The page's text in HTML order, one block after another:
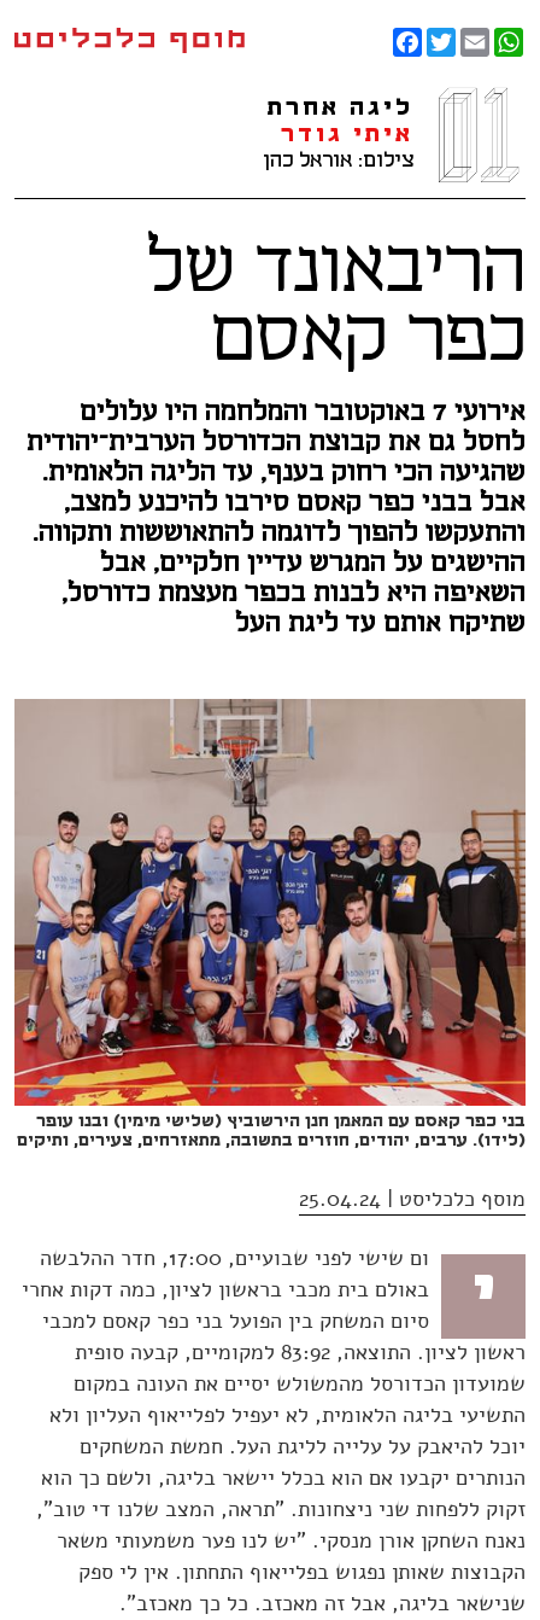
FacebookTwitterEmail
WhatsApp
ליגה אחרת
איתי גודר
צילום: אוראל כהן
הריבאונד של
כפר קאסם
אירועי 7 באוקטובר והמלחמה היו עלולים
לחסל גם את קבוצת הכדורסל הערבית־יהודית
שהגיעה הכי רחוק בענף, עד הליגה הלאומית.
אבל בבני כפר קאסם סירבו להיכנע למצב,
והתעקשו להפוך לדוגמה להתאוששות ותקווה.
ההישגים על המגרש עדיין חלקיים, אבל
השאיפה היא לבנות בכפר מעצמת כדורסל,
שתיקח אותם עד ליגת העל
בני כפר קאסם עם המאמן חנן הירשוביץ (שלישי מימין) ובנו עופר
(לידו). ערבים, יהודים, חוזרים בתשובה, מתאזרחים, צעירים, ותיקים
מוסף כלכליסט | 25.04.24
י
ום שישי לפני שבועיים, 17:00, חדר ההלבשה
באולם בית מכבי בראשון לציון, כמה דקות אחרי
סיום המשחק בין הפועל בני כפר קאסם למכבי
ראשון לציון. התוצאה, 83:92 למקומיים, קבעה סופית
שמועדון הכדורסל מהמשולש יסיים את העונה במקום
התשיעי בליגה הלאומית, לא יעפיל לפלייאוף העליון ולא
יוכל להיאבק על עלייה לליגת העל. חמשת המשחקים
הנותרים יקבעו אם הוא בכלל יישאר בליגה, ולשם כך הוא
זקוק ללפחות שני ניצחונות. "תראה, המצב שלנו די טוב",
נאנח השחקן אורן מנסקי. "יש לנו פער משמעותי משאר
הקבוצות שאותן נפגוש בפלייאוף התחתון. אין לי ספק
שנישאר בליגה, אבל זה מאכזב. כל כך מאכזב".